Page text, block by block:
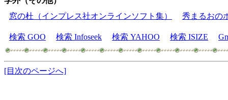
窓の杜（インプレス社オンラインソフト集）
秀まるおの
検索 GOO 検索 Infoseek 検索 YAHOO 検索 ISIZE
[目次のページへ]